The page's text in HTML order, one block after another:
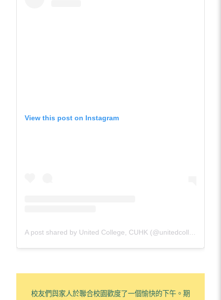
View this post on Instagram
校友們與家人於聯合校園歡度了一個愉快的下午。期